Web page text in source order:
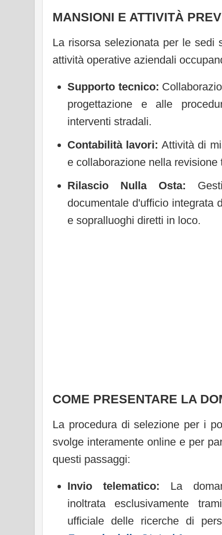
MANSIONI E ATTIVITÀ
La risorsa selezionata per le sedi
attività operative aziendali
Supporto tecnico:
progettazione e alle
interventi stradali.
Contabilità lavori: Attività di
e collaborazione nella revisione
Rilascio Nulla Osta:
documentale d'ufficio integrata
e sopralluoghi diretti in loco.
COME PRESENTARE LA
La procedura di selezione per i
svolge interamente online e per
questi passaggi:
Invio telematico: La
inoltrata esclusivamente
ufficiale delle ricerche di